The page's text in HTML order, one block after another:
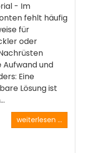
- Im
fehlt häufig
für
oder
Aufwand und
Eine
Lösung ist
weiterlesen ...